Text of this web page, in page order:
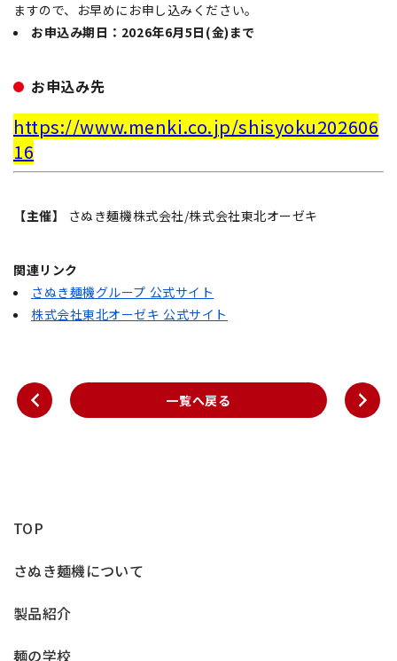
ますので、お早めにお申し込みください。
お申込み期日：2026年6月5日(金)まで
お申込み先
https://www.menki.co.jp/shisyoku202606
16
【主催】 さぬき麺機株式会社/株式会社東北オーゼキ
関連リンク
さぬき麺機グループ 公式サイト
株式会社東北オーゼキ 公式サイト
一覧へ戻る
TOP
さぬき麺機について
製品紹介
麺の学校